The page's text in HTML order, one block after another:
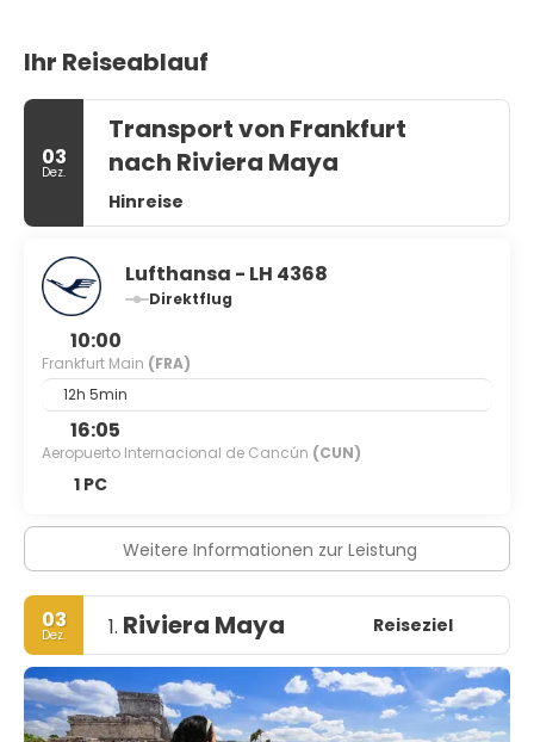
Ihr Reiseablauf
03
Dez.
Transport von Frankfurt
nach Riviera Maya
Hinreise
Lufthansa - LH 4368
Direktflug
10:00
Frankfurt Main (FRA)
12h 5min
16:05
Aeropuerto Internacional de Cancún (CUN)
1 PC
Weitere Informationen zur Leistung
03
Dez. 1. Riviera Maya Reiseziel